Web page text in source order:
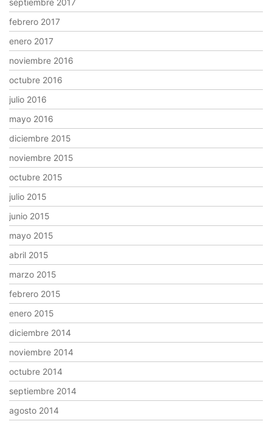
septiembre 2017
febrero 2017
enero 2017
noviembre 2016
octubre 2016
julio 2016
mayo 2016
diciembre 2015
noviembre 2015
octubre 2015
julio 2015
junio 2015
mayo 2015
abril 2015
marzo 2015
febrero 2015
enero 2015
diciembre 2014
noviembre 2014
octubre 2014
septiembre 2014
agosto 2014